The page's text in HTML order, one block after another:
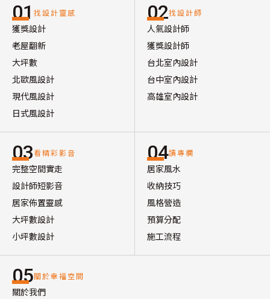
01 找設計靈感
獲獎設計
老屋翻新
大坪數
北歐風設計
現代風設計
日式風設計
02找設計師
人氣設計師
獲獎設計師
台北室內設計
台中室內設計
高雄室內設計
03看精彩影音
完整空間實走
設計師短影音
居家佈置靈感
大坪數設計
小坪數設計
04讀專欄
居家風水
收納技巧
風格營造
預算分配
施工流程
05關於幸福空間
關於我們